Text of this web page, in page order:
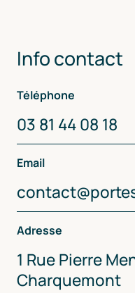
Info contact
Téléphone
03 81 44 08 18
Email
Adresse
1 Rue Pierre
Charquemont